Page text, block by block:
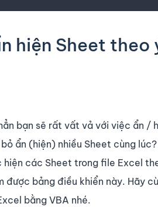
hiện Sheet theo
bạn sẽ rất vất vả với việc ẩn /
ẩn (hiện) nhiều Sheet cùng
các Sheet trong file Excel
bảng điều khiển này. Hãy
bằng VBA nhé.